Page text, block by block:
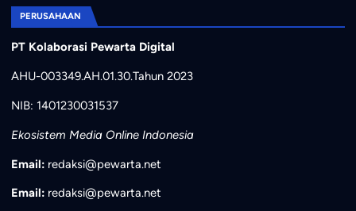
PERUSAHAAN
PT Kolaborasi Pewarta Digital
AHU-003349.AH.01.30.Tahun 2023
NIB: 1401230031537
Ekosistem Media Online Indonesia
Email: redaksi@pewarta.net
Email: redaksi@pewarta.net